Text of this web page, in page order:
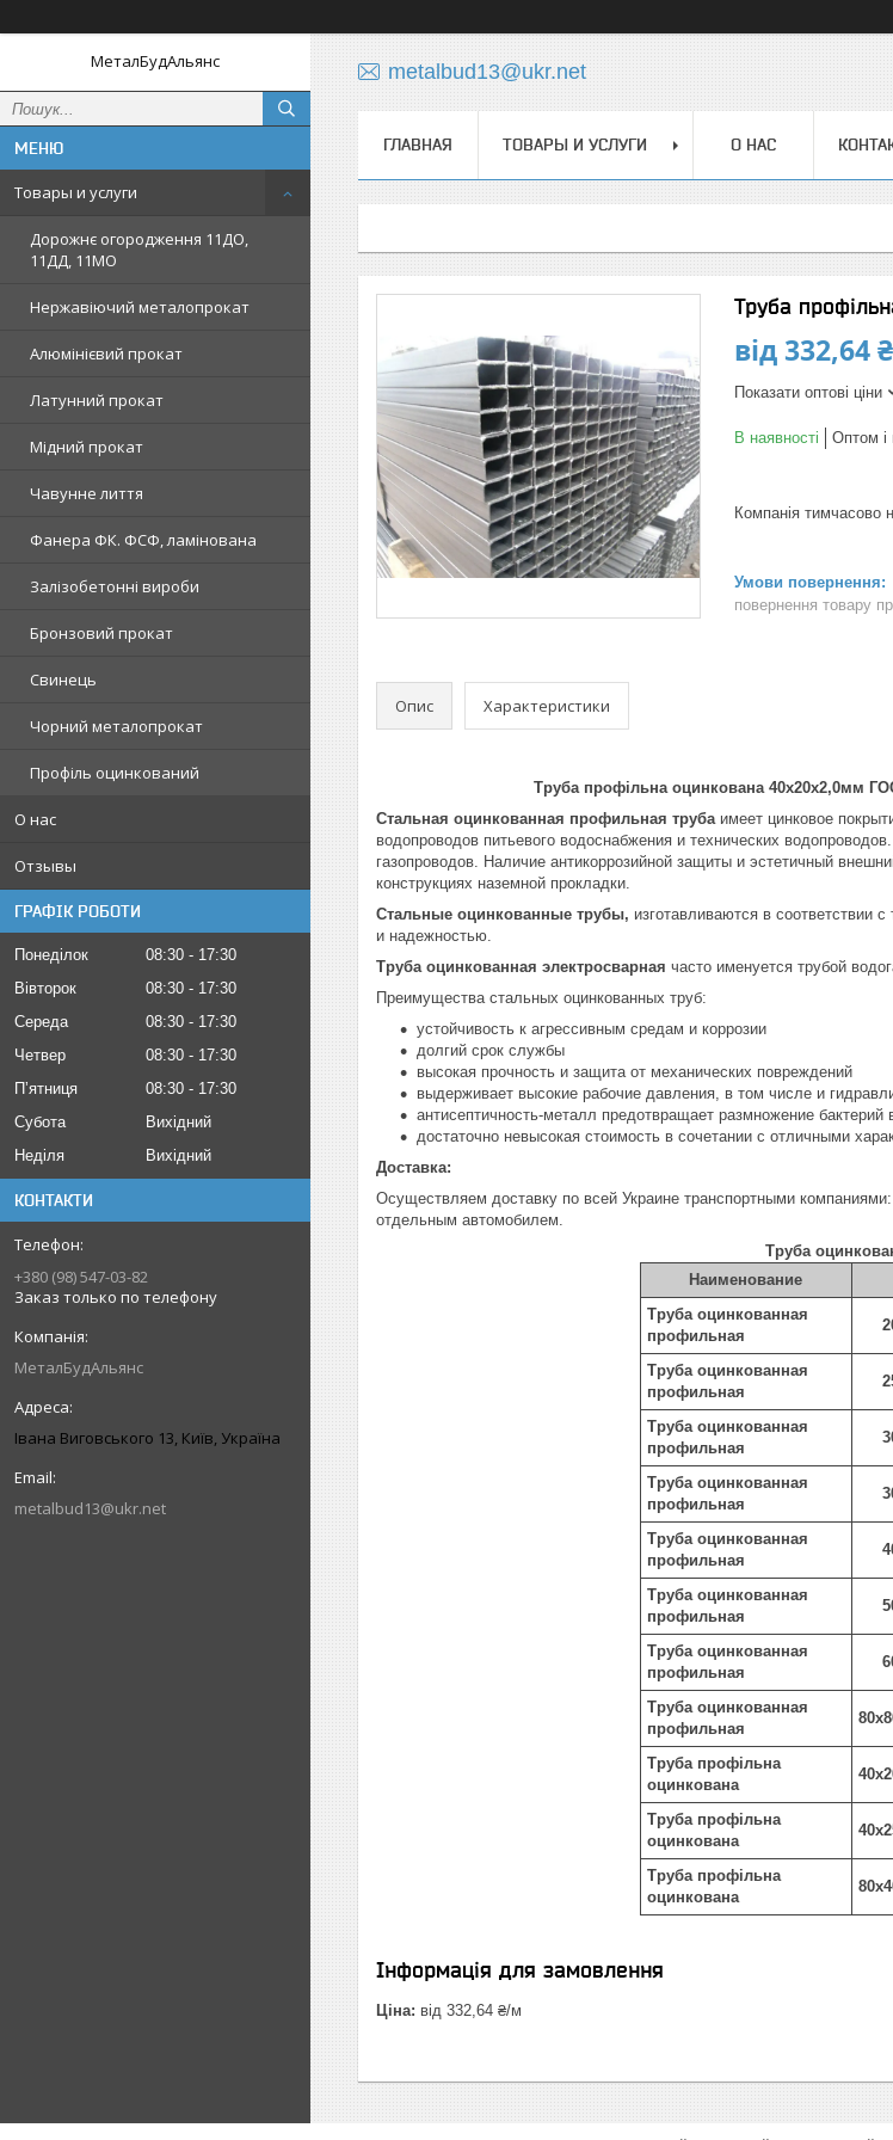
МеталБудАльянс
Товары и услуги
Дорожнє огородження 11ДО,
11ДД, 11МО
Нержавіючий металопрокат
Алюмінієвий прокат
Латунний прокат
Мідний прокат
Чавунне лиття
Фанера ФК. ФСФ, ламінована
Залізобетонні вироби
Бронзовий прокат
Свинець
Чорний металопрокат
Профіль оцинкований
О нас
Отзывы
ГРАФІК РОБОТИ
Понеділок 08:30
17:30
Вівторок
08:30
17:30
Середа
08:30
17:30
Четвер
08:30
17:30
Пʼятниця
08:30
17:30
Субота
Вихідний
Неділя
Вихідний
КОНТАКТИ
+380 (98) 547-03-82
Заказ только по телефону
МеталБудАльянс
Івана Виговського 13, Київ, Україна
metalbud13@ukr.net
metalbud13@ukr.net
ГЛАВНАЯ ТОВАРЫ И УСЛУГИ О НАС
Труба
від332,64
Показати оптові ціни
В наявності Оптом і
Компанія тимчасово
повернення товару
Опис Характеристики
Труба профільна оцинкована 40х20х2,0мм
Стальная оцинкованная профильная трубаимеет цинковое
водопроводов питьевого водоснабжения и технических
газопроводов. Наличие антикоррозийной защиты и эстетичный
конструкциях наземной прокладки.
Стальные оцинкованные трубы, изготавливаются в соответствии
и надежностью.
Труба оцинкованная электросварная часто именуется трубой
Преимущества стальных оцинкованных труб:
устойчивость к агрессивным средам и коррозии
долгий срок службы
высокая прочность и защита от механических повреждений
выдерживает высокие рабочие давления, в том числе и
антисептичность-металл предотвращает размножение бактерий
достаточно невысокая стоимость в сочетании с отличными
Доставка:
Осуществляем доставку по всей Украине транспортными
отдельным автомобилем.
Труба
Наименование
Труба оцинкованная
профильная
Труба оцинкованная
профильная
Труба оцинкованная
профильная
Труба оцинкованная
профильная
Труба оцинкованная
профильная
Труба оцинкованная
профильная
Труба оцинкованная
профильная
Труба оцинкованная
профильная
Труба профільна
оцинкована
Труба профільна
оцинкована
Труба профільна
оцинкована
Інформація для замовлення
Ціна: від 332,64 ₴/м